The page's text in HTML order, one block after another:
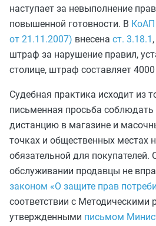
наступает за невыполнение
повышенной готовности. В
от 21.11.2007) внесена ст. 3.18.1
штраф за нарушение правил,
столице, штраф составляет
Судебная практика исходит из
письменная просьба
дистанцию в магазине и
точках и общественных местах
обязательной для покупателей.
обслуживании продавцы не
законом «О защите прав
соответствии с Методическими
утвержденными письмом